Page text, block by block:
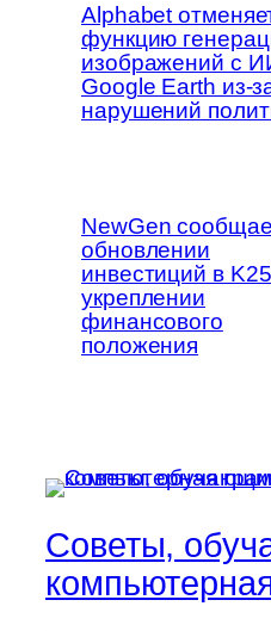
Alphabet
функцию
изображений с
Google Earth из-
нарушений
NewGen
обновлении
инвестиций в
укреплении
финансового
положения
Советы,